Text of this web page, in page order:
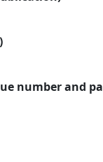
number and